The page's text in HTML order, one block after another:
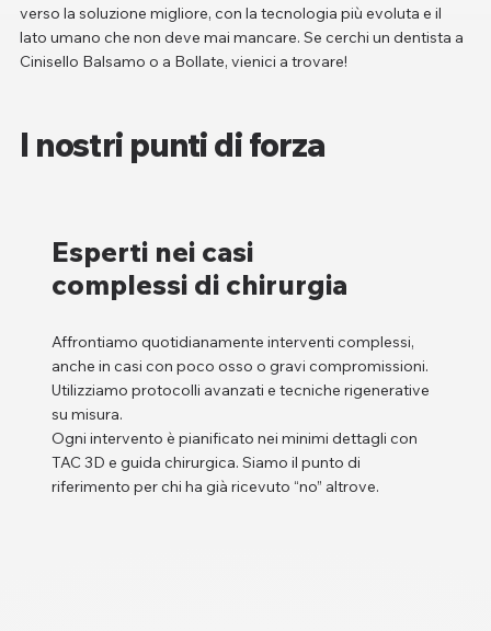
verso la soluzione migliore, con la tecnologia più evoluta e il
lato umano che non deve mai mancare. Se cerchi un dentista a
Cinisello Balsamo o a Bollate, vienici a trovare!
I nostri punti di forza
Esperti nei casi
complessi di chirurgia
Affrontiamo quotidianamente interventi complessi,
anche in casi con poco osso o gravi compromissioni.
Utilizziamo protocolli avanzati e tecniche rigenerative
su misura.
Ogni intervento è pianificato nei minimi dettagli con
TAC 3D e guida chirurgica. Siamo il punto di
riferimento per chi ha già ricevuto “no” altrove.